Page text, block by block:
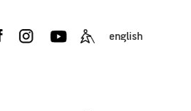
english